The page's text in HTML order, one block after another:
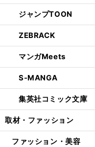
ジャンプTOON
ZEBRACK
マンガMeets
S-MANGA
集英社コミック文庫
取材・ファッション
ファッション・美容